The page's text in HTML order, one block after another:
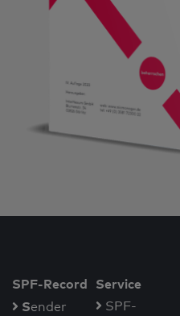
SPF-Record
Sender
Service
SPF-